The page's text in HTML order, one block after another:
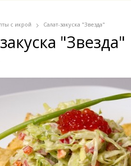
с икрой Салат-закуска "Звезда"
"Звезда"